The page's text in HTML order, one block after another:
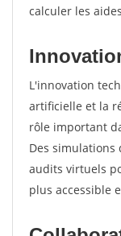
calculer les
L'innovation
artificielle et la
rôle important
Des simulations
audits virtuels
plus accessible